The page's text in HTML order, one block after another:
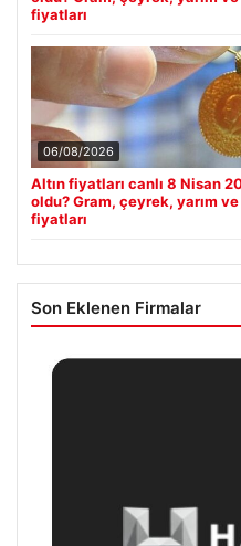
fiyatları
06/08/2026
Altın fiyatları canlı 8 Nisan
oldu? Gram, çeyrek, yarım
fiyatları
Son Eklenen Firmalar